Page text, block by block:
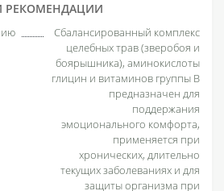
РЕКОМЕНДАЦИИ
Сбалансированный комплекс
целебных трав (зверобоя и
боярышника), аминокислоты
глицин и витаминов группы B
предназначен для
поддержания
эмоционального комфорта,
применяется при
хронических, длительно
текущих заболеваниях и для
защиты организма при